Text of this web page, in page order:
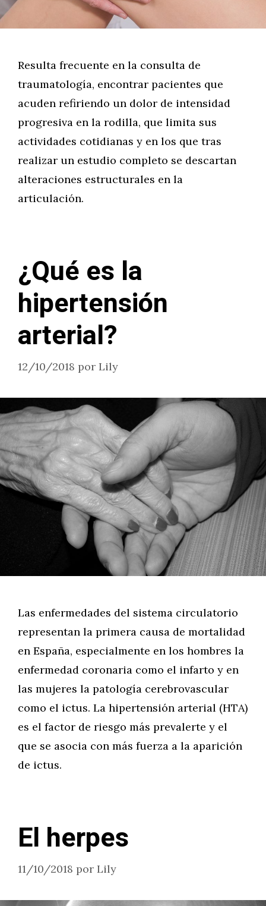
Resulta frecuente en la consulta de
traumatología, encontrar pacientes que
acuden refiriendo un dolor de intensidad
progresiva en la rodilla, que limita sus
actividades cotidianas y en los que tras
realizar un estudio completo se descartan
alteraciones estructurales en la
articulación.
¿Qué es la
hipertensión
arterial?
12/10/2018 por Lily
Las enfermedades del sistema circulatorio
representan la primera causa de mortalidad
en España, especialmente en los hombres la
enfermedad coronaria como el infarto y en
las mujeres la patología cerebrovascular
como el ictus. La hipertensión arterial (HTA)
es el factor de riesgo más prevalerte y el
que se asocia con más fuerza a la aparición
de ictus.
El herpes
11/10/2018 por Lily